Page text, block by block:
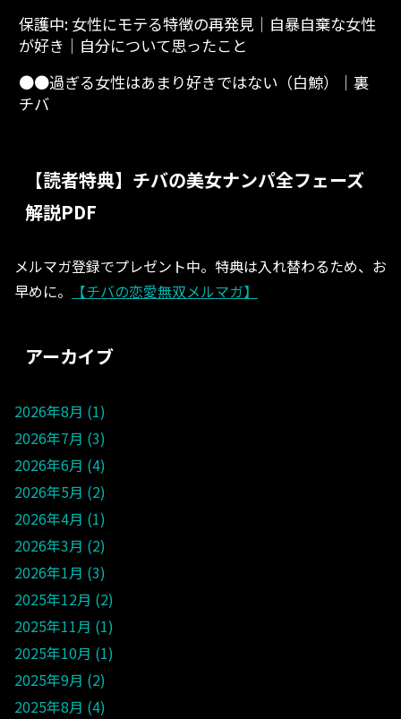
保護中: 女性にモテる特徴の再発見│自暴自棄な女性
が好き│自分について思ったこと
●●過ぎる女性はあまり好きではない（白鯨）│裏
チバ
【読者特典】チバの美女ナンパ全フェーズ
解説PDF
メルマガ登録でプレゼント中。特典は入れ替わるため、お
早めに。
【チバの恋愛無双メルマガ】
アーカイブ
2026年8月 1
2026年7月 3
2026年6月 4
2026年5月 2
2026年4月 1
2026年3月 2
2026年1月 3
2025年12月 2
2025年11月 1
2025年10月 1
2025年9月 2
2025年8月 4